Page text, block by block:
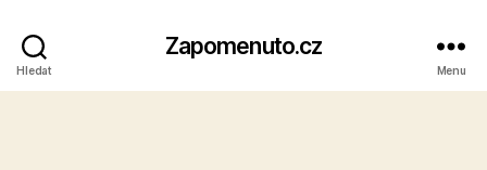
Hledat
Zapomenuto.cz
Menu